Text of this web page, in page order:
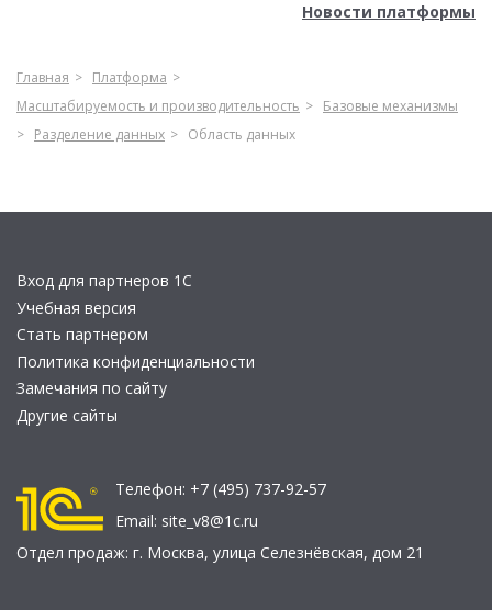
Новости платформы
Главная
Платформа
Масштабируемость и производительность
Базовые механизмы
Разделение данных
Область данных
Вход для партнеров 1С
Учебная версия
Стать партнером
Политика конфиденциальности
Замечания по сайту
Другие сайты
Телефон: +7 (495) 737-92-57
Email: site_v8@1c.ru
Отдел продаж: г. Москва, улица Селезнёвская, дом 21